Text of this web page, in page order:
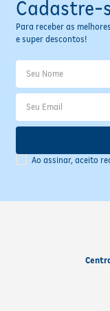
Cadastre-
Para receber as
e super descontos!
Ao assinar, aceito